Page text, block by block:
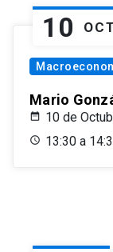
10 OCT
Mario
10 de
13:30 a